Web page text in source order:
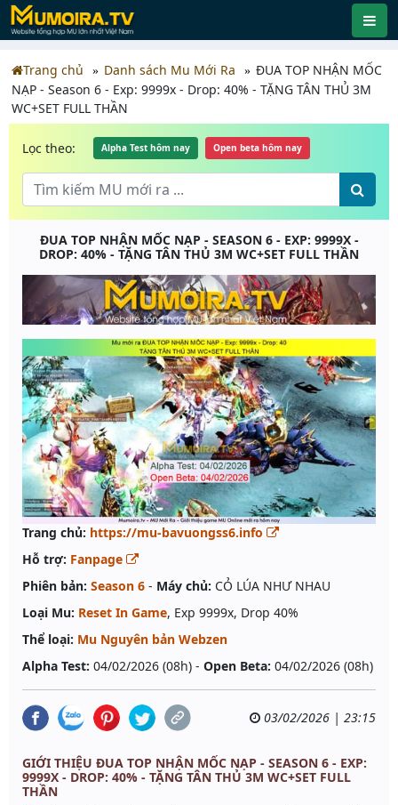
Trang chủ Danh sách Mu Mới Ra
ĐUA TOP NHẬN MỐC
NẠP - Season 6 - Exp: 9999x - Drop: 40% - TẶNG TÂN THỦ 3M
WC+SET FULL THẦN
Lọc theo: Alpha Test hôm nay Open beta hôm nay
ĐUA TOP NHẬN MỐC NẠP - SEASON 6 - EXP: 9999X -
DROP: 40% - TẶNG TÂN THỦ 3M WC+SET FULL THẦN
Trang chủ: https://mu-bavuongss6.info
Hỗ trợ: Fanpage
Phiên bản: Season 6 - Máy chủ: CỎ LÚA NHƯ NHAU
Loại Mu: Reset In Game, Exp 9999x, Drop 40%
Thể loại: Mu Nguyên bản Webzen
Alpha Test: 04/02/2026 (08h) - Open Beta: 04/02/2026 (08h)
03/02/2026 | 23:15
GIỚI THIỆU ĐUA TOP NHẬN MỐC NẠP - SEASON 6 - EXP:
9999X - DROP: 40% - TẶNG TÂN THỦ 3M WC+SET FULL
THẦN